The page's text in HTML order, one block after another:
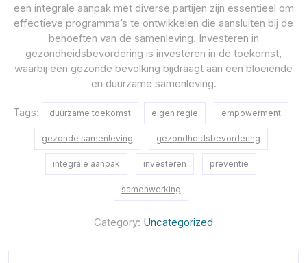
een integrale aanpak met diverse partijen zijn essentieel om
effectieve programma’s te ontwikkelen die aansluiten bij de
behoeften van de samenleving. Investeren in
gezondheidsbevordering is investeren in de toekomst,
waarbij een gezonde bevolking bijdraagt aan een bloeiende
en duurzame samenleving.
Tags: duurzame toekomst eigen regie empowerment
gezonde samenleving gezondheidsbevordering
integrale aanpak investeren preventie
samenwerking
Category: Uncategorized